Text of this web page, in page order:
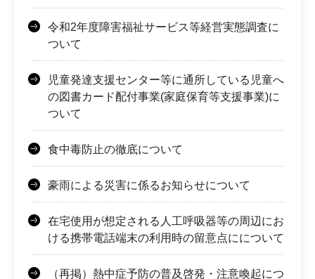
令和2年度障害福祉サービス等経営実態調査に
ついて
児童発達支援センター等に通所している児童へ
の図書カード配付事業(家庭保育等支援事業)に
ついて
食中毒防止の徹底について
豪雨による災害に係るお知らせについて
在宅使用が想定される人工呼吸器等の周辺にお
ける携帯電話端末の利用時の留意点にについて
（再掲）熱中症予防の普及啓発・注意喚起につ